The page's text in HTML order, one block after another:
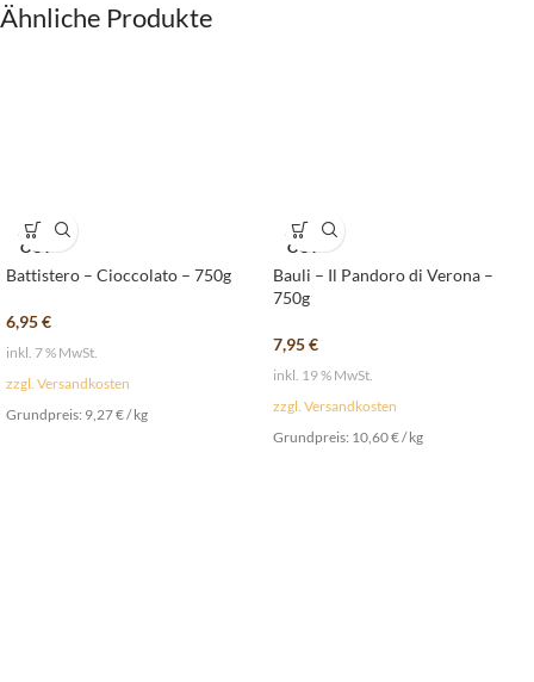
Ähnliche Produkte
SOLD
OUT
Battistero – Cioccolato – 750g
6,95€
inkl. 7 % MwSt.
zzgl. Versandkosten
Grundpreis: 9,27€/kg
SOLD
OUT
Bauli – Il Pandoro di Verona –
750g
7,95€
inkl. 19 % MwSt.
zzgl. Versandkosten
Grundpreis: 10,60€/kg